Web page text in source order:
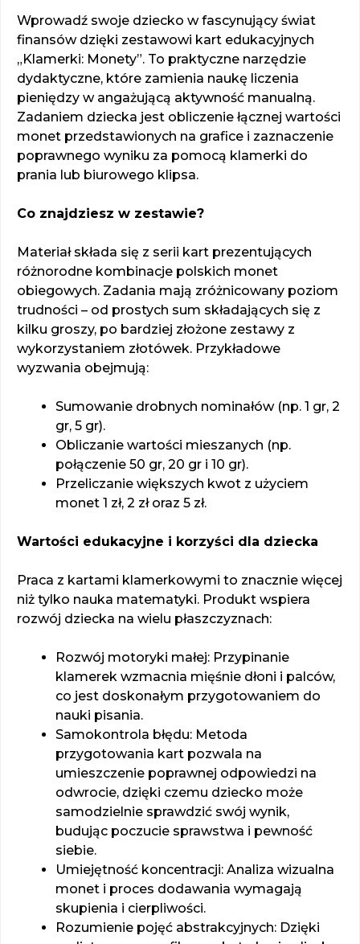
Wprowadź swoje dziecko w fascynujący świat
finansów dzięki zestawowi kart edukacyjnych
„Klamerki: Monety”. To praktyczne narzędzie
dydaktyczne, które zamienia naukę liczenia
pieniędzy w angażującą aktywność manualną.
Zadaniem dziecka jest obliczenie łącznej wartości
monet przedstawionych na grafice i zaznaczenie
poprawnego wyniku za pomocą klamerki do
prania lub biurowego klipsa.
Co znajdziesz w zestawie?
Materiał składa się z serii kart prezentujących
różnorodne kombinacje polskich monet
obiegowych. Zadania mają zróżnicowany poziom
trudności – od prostych sum składających się z
kilku groszy, po bardziej złożone zestawy z
wykorzystaniem złotówek. Przykładowe
wyzwania obejmują:
Sumowanie drobnych nominałów (np. 1 gr, 2
gr, 5 gr).
Obliczanie wartości mieszanych (np.
połączenie 50 gr, 20 gr i 10 gr).
Przeliczanie większych kwot z użyciem
monet 1 zł, 2 zł oraz 5 zł.
Wartości edukacyjne i korzyści dla dziecka
Praca z kartami klamerkowymi to znacznie więcej
niż tylko nauka matematyki. Produkt wspiera
rozwój dziecka na wielu płaszczyznach:
Rozwój motoryki małej: Przypinanie
klamerek wzmacnia mięśnie dłoni i palców,
co jest doskonałym przygotowaniem do
nauki pisania.
Samokontrola błędu: Metoda
przygotowania kart pozwala na
umieszczenie poprawnej odpowiedzi na
odwrocie, dzięki czemu dziecko może
samodzielnie sprawdzić swój wynik,
budując poczucie sprawstwa i pewność
siebie.
Umiejętność koncentracji: Analiza wizualna
monet i proces dodawania wymagają
skupienia i cierpliwości.
Rozumienie pojęć abstrakcyjnych: Dzięki